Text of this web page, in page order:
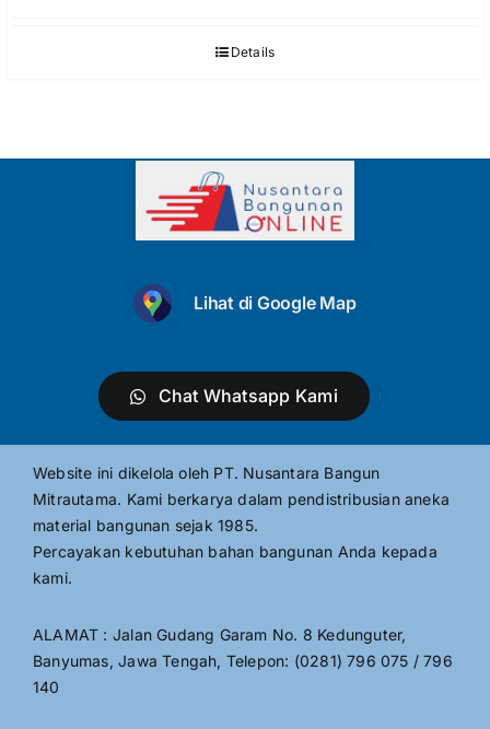
Details
Lihat di Google Map
Chat Whatsapp Kami
Website ini dikelola oleh PT. Nusantara Bangun
Mitrautama. Kami berkarya dalam pendistribusian aneka
material bangunan sejak 1985.
Percayakan kebutuhan bahan bangunan Anda kepada
kami.
ALAMAT : Jalan Gudang Garam No. 8 Kedunguter,
Banyumas, Jawa Tengah, Telepon: (0281) 796 075 / 796
140